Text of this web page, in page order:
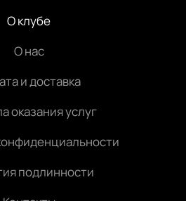
О клубе
О нас
и доставка
оказания услуг
подлинности